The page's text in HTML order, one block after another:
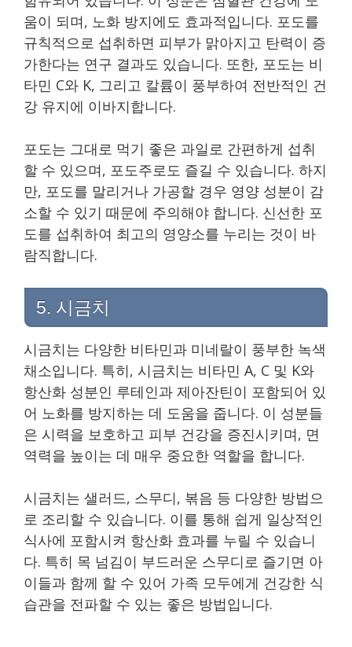
움이 되며, 노화 방지에도 효과적입니다. 포도를
규칙적으로 섭취하면 피부가 맑아지고 탄력이 증
가한다는 연구 결과도 있습니다. 또한, 포도는 비
타민 C와 K, 그리고 칼륨이 풍부하여 전반적인 건
강 유지에 이바지합니다.
포도는 그대로 먹기 좋은 과일로 간편하게 섭취
할 수 있으며, 포도주로도 즐길 수 있습니다. 하지
만, 포도를 말리거나 가공할 경우 영양 성분이 감
소할 수 있기 때문에 주의해야 합니다. 신선한 포
도를 섭취하여 최고의 영양소를 누리는 것이 바
람직합니다.
5. 시금치
시금치는 다양한 비타민과 미네랄이 풍부한 녹색
채소입니다. 특히, 시금치는 비타민 A, C 및 K와
항산화 성분인 루테인과 제아잔틴이 포함되어 있
어 노화를 방지하는 데 도움을 줍니다. 이 성분들
은 시력을 보호하고 피부 건강을 증진시키며, 면
역력을 높이는 데 매우 중요한 역할을 합니다.
시금치는 샐러드, 스무디, 볶음 등 다양한 방법으
로 조리할 수 있습니다. 이를 통해 쉽게 일상적인
식사에 포함시켜 항산화 효과를 누릴 수 있습니
다. 특히 목 넘김이 부드러운 스무디로 즐기면 아
이들과 함께 할 수 있어 가족 모두에게 건강한 식
습관을 전파할 수 있는 좋은 방법입니다.